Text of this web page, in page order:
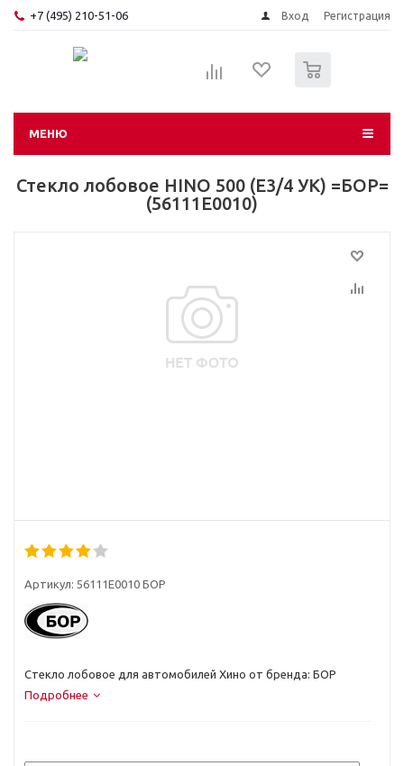
+7 (495) 210-51-06 Вход Регистрация
МЕНЮ
Стекло лобовое HINO 500 (E3/4 УК) =БОР=
(56111E0010)
Артикул: 56111E0010 БОР
Стекло лобовое для автомобилей Хино от бренда: БОР
Подробнее